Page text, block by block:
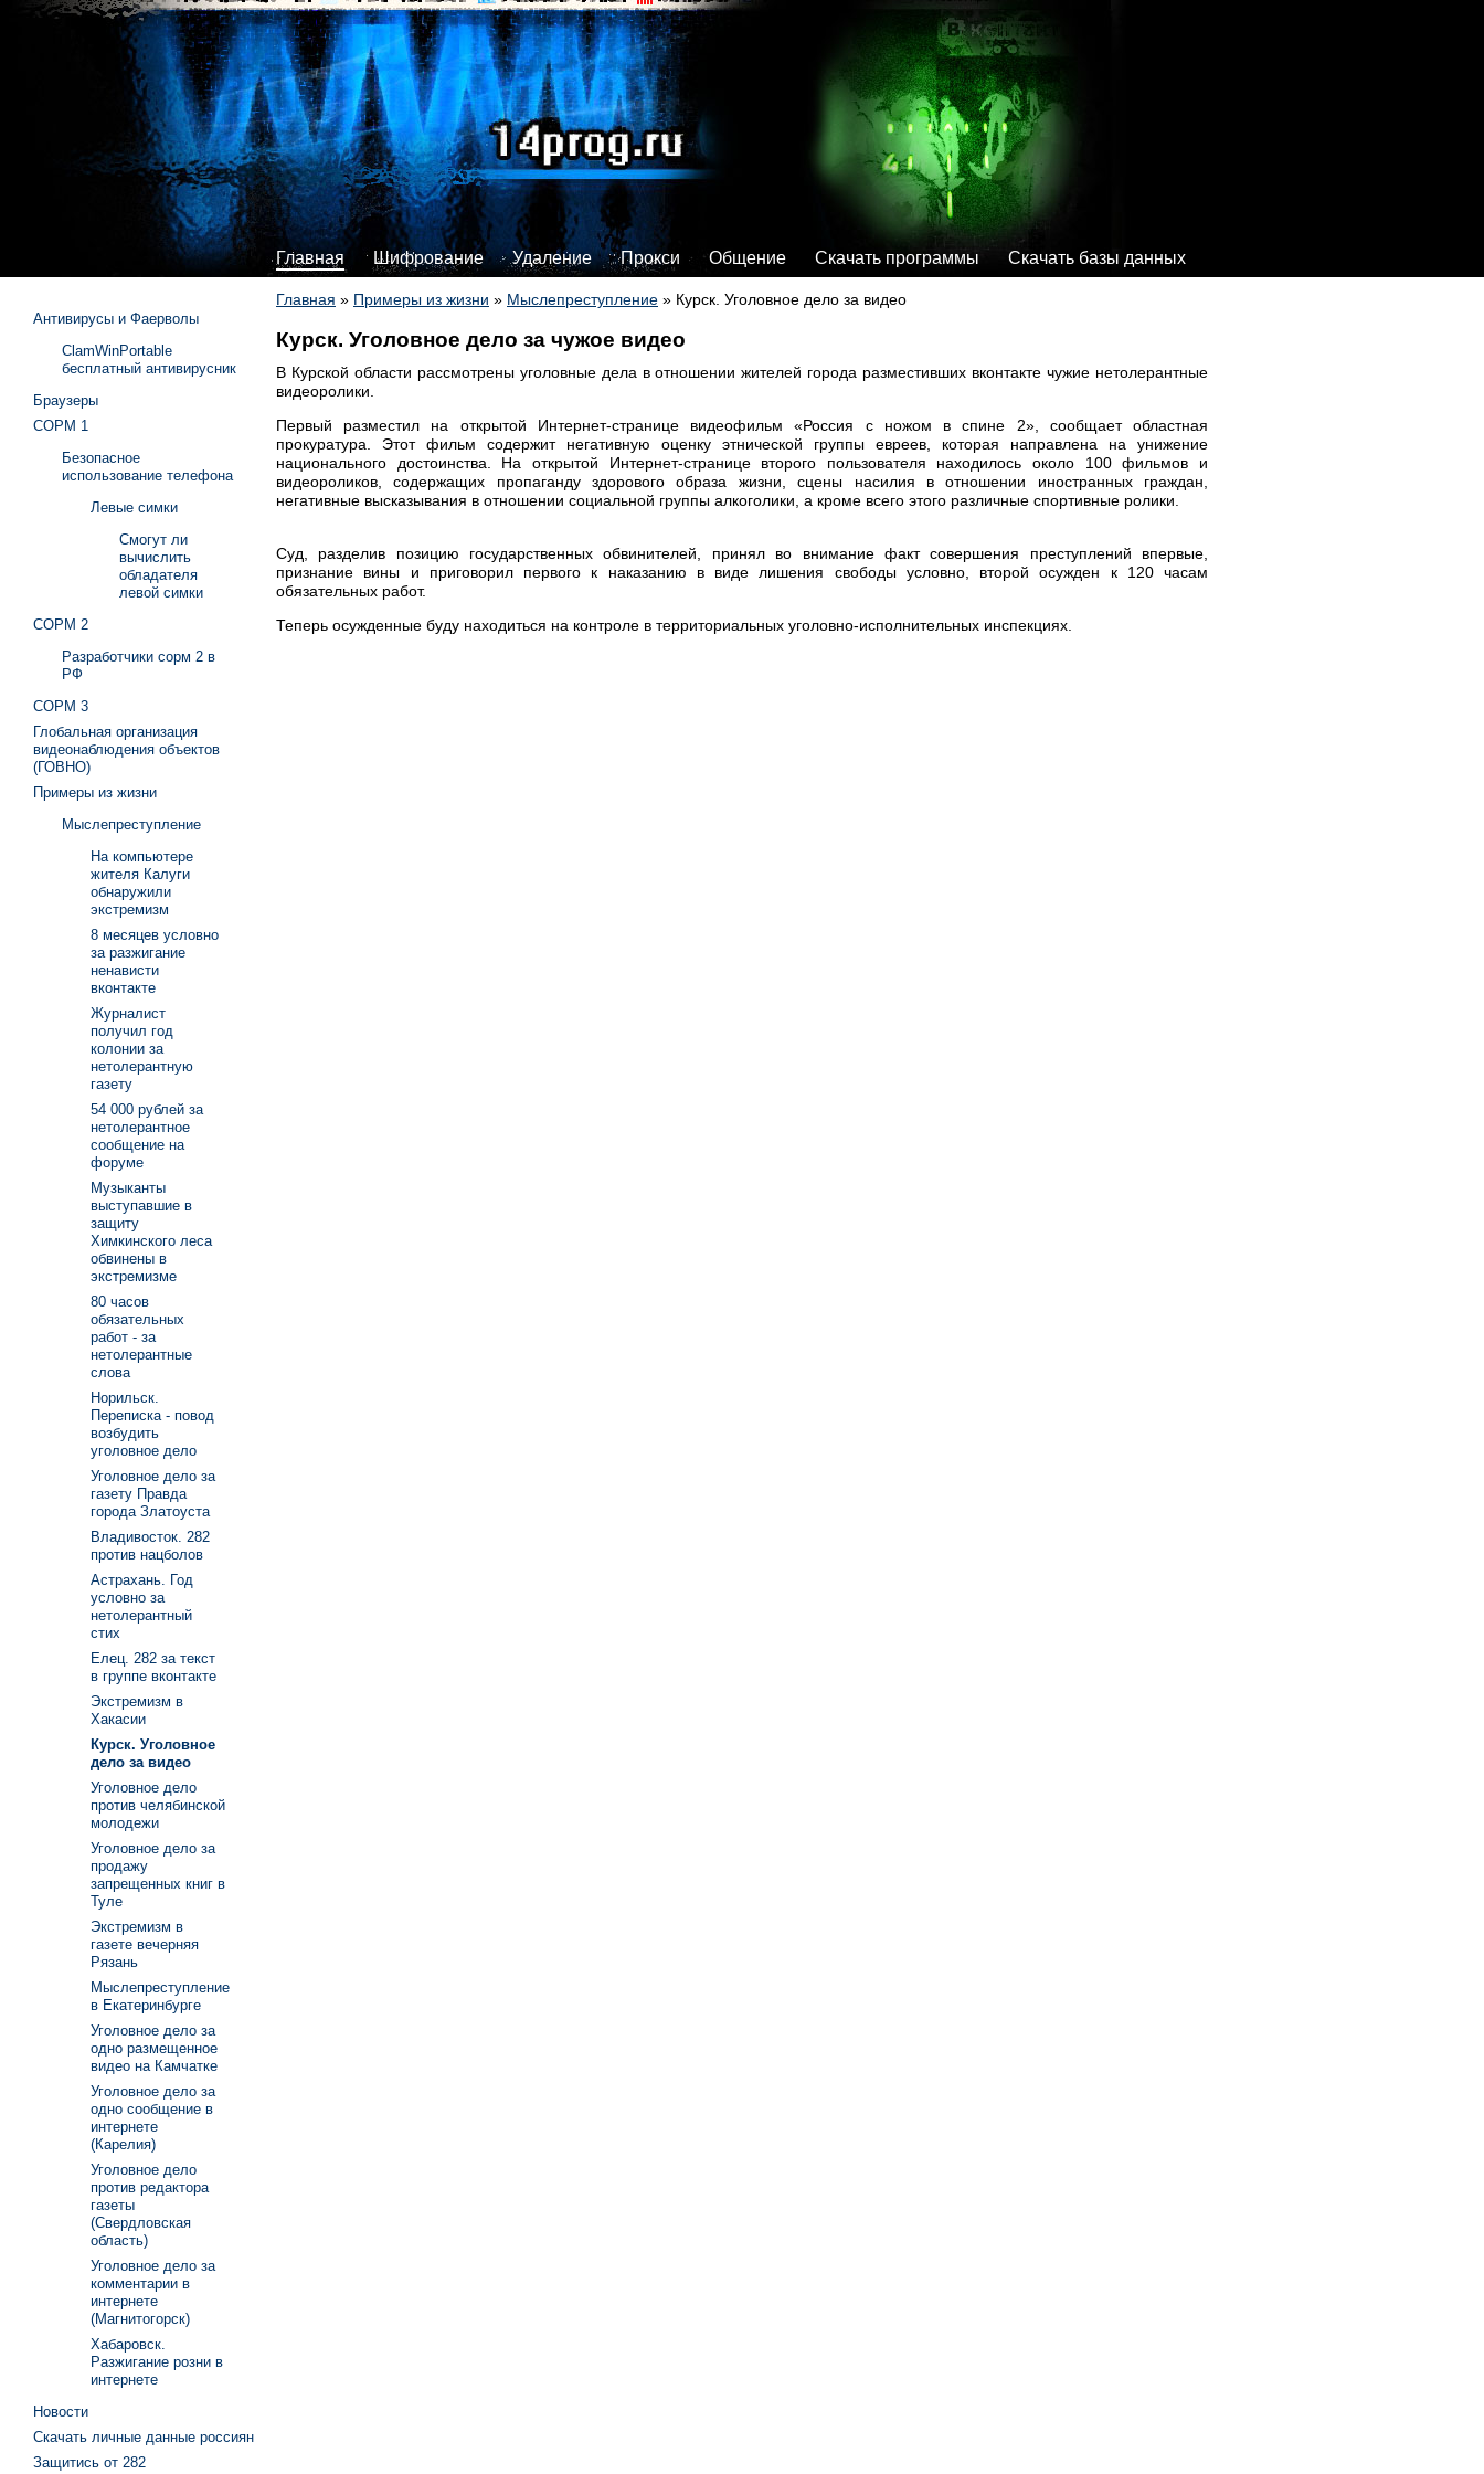
Главная Шифрование Удаление Прокси Общение Скачать программы Скачать базы данных
Главная » Примеры из жизни » Мыслепреступление » Курск. Уголовное дело за видео
Курск. Уголовное дело за чужое видео
В Курской области рассмотрены уголовные дела в отношении жителей города разместивших вконтакте чужие нетолерантные
видеоролики.
Первый разместил на открытой Интернет-странице видеофильм «Россия с ножом в спине 2», сообщает областная
прокуратура. Этот фильм содержит негативную оценку этнической группы евреев, которая направлена на унижение
национального достоинства. На открытой Интернет-странице второго пользователя находилось около 100 фильмов и
видеороликов, содержащих пропаганду здорового образа жизни, сцены насилия в отношении иностранных граждан,
негативные высказывания в отношении социальной группы алкоголики, а кроме всего этого различные спортивные ролики.
Суд, разделив позицию государственных обвинителей, принял во внимание факт совершения преступлений впервые,
признание вины и приговорил первого к наказанию в виде лишения свободы условно, второй осужден к 120 часам
обязательных работ.
Теперь осужденные буду находиться на контроле в территориальных уголовно-исполнительных инспекциях.
Антивирусы и Фаерволы
ClamWinPortable
бесплатный антивирусник
Браузеры
СОРМ 1
Безопасное
использование телефона
Левые симки
Смогут ли
вычислить
обладателя
левой симки
СОРМ 2
Разработчики сорм 2 в
РФ
СОРМ 3
Глобальная организация
видеонаблюдения объектов
(ГОВНО)
Примеры из жизни
Мыслепреступление
На компьютере
жителя Калуги
обнаружили
экстремизм
8 месяцев условно
за разжигание
ненависти
вконтакте
Журналист
получил год
колонии за
нетолерантную
газету
54 000 рублей за
нетолерантное
сообщение на
форуме
Музыканты
выступавшие в
защиту
Химкинского леса
обвинены в
экстремизме
80 часов
обязательных
работ - за
нетолерантные
слова
Норильск.
Переписка - повод
возбудить
уголовное дело
Уголовное дело за
газету Правда
города Златоуста
Владивосток. 282
против нацболов
Астрахань. Год
условно за
нетолерантный
стих
Елец. 282 за текст
в группе вконтакте
Экстремизм в
Хакасии
Курск. Уголовное
дело за видео
Уголовное дело
против челябинской
молодежи
Уголовное дело за
продажу
запрещенных книг в
Туле
Экстремизм в
газете вечерняя
Рязань
Мыслепреступление
в Екатеринбурге
Уголовное дело за
одно размещенное
видео на Камчатке
Уголовное дело за
одно сообщение в
интернете
(Карелия)
Уголовное дело
против редактора
газеты
(Свердловская
область)
Уголовное дело за
комментарии в
интернете
(Магнитогорск)
Хабаровск.
Разжигание розни в
интернете
Новости
Скачать личные данные россиян
Защитись от 282